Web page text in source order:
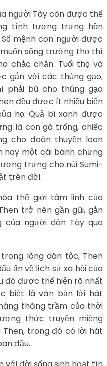
người Tày còn được thể
tính tượng trưng hồn
mệnh con người được
sống trường thọ thì
chắc chắn. Tuổi thọ và
gắn với các thúng gạo,
phải bù cho thúng gạo
đều được ít nhiều biến
họ: Quả bí xanh được
là con gà trống, chiếc
cho đoàn thuyền loan
hay một cái bánh chưng
trưng cho núi Sumi-
trên đời.
thế giới tâm linh của
trở nên gần gũi, gắn
người dân Tày qua
lòng dân tộc, Then
ấn về lịch sử xã hội của
đó được thể hiện rõ nhất
biệt là văn bản lời hát
thăng trầm của thời
thức truyền miệng
trong đó có lời hát
đầu.